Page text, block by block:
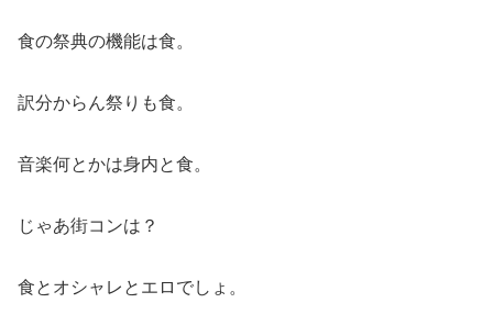
食の祭典の機能は食。
訳分からん祭りも食。
音楽何とかは身内と食。
じゃあ街コンは？
食とオシャレとエロでしょ。